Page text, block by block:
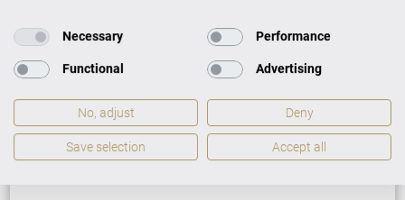
AUSFÜHRUNG PREISE
Weiß mit Chrom 15.300 €
Schwarz mit Chrom und
16.800 €
Necessary Performance
Functional Advertising
No, adjust Deny
Save selection Accept all